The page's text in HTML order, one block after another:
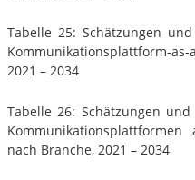
Tabelle 25: Schätzungen
Kommunikationsplattform-
2021 – 2034
Tabelle 26: Schätzungen
nach Branche, 2021 – 2034